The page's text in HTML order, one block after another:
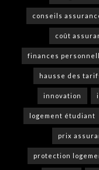
conseils
coût
finances
hausse des
innovation
logement étudiant
prix
protection